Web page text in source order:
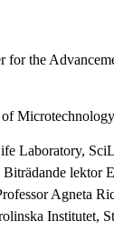
the
Laboratory,
Agneta
Institutet,